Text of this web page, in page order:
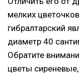
мелких
гибралтарский
диаметр 40
Обратите
цветы